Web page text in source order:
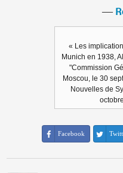
―
« Les
Munich en 1938,
"Commission
Moscou, le 30
Nouvelles de
Facebook